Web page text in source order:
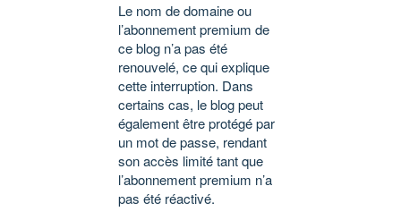
Le nom de domaine ou
l’abonnement premium de
ce blog n’a pas été
renouvelé, ce qui explique
cette interruption. Dans
certains cas, le blog peut
également être protégé par
un mot de passe, rendant
son accès limité tant que
l’abonnement premium n’a
pas été réactivé.